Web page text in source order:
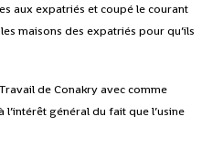
aux expatriés et coupé le courant
maisons des expatriés pour qu’ils
de Conakry avec comme
général du fait que l’usine